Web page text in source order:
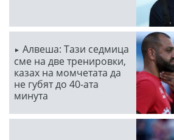
Алвеша: Тази седмица
сме на две тренировки,
казах на момчетата да
не губят до 40-ата
минута